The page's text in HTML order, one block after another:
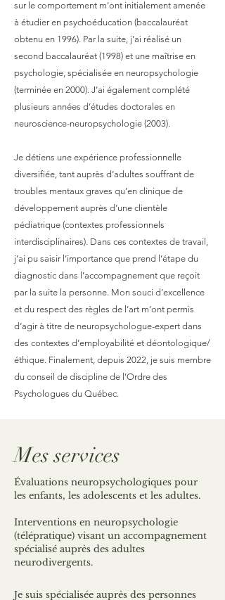
sur le comportement m’ont initialement amenée
à étudier en psychoéducation (baccalauréat
obtenu en 1996). Par la suite, j’ai réalisé un
second baccalauréat (1998) et une maîtrise en
psychologie, spécialisée en neuropsychologie
(terminée en 2000). J’ai également complété
plusieurs années d’études doctorales en
neuroscience-neuropsychologie (2003).
Je détiens une expérience professionnelle
diversifiée, tant auprès d’adultes souffrant de
troubles mentaux graves qu’en clinique de
développement auprès d’une clientèle
pédiatrique (contextes professionnels
interdisciplinaires). Dans ces contextes de travail,
j’ai pu saisir l’importance que prend l’étape du
diagnostic dans l’accompagnement que reçoit
par la suite la personne. Mon souci d’excellence
et du respect des règles de l’art m’ont permis
d’agir à titre de neuropsychologue-expert dans
des contextes d’employabilité et déontologique/
éthique. Finalement, depuis 2022, je suis membre
du conseil de discipline de l’Ordre des
Psychologues du Québec.
Mes services
Évaluations neuropsychologiques pour
les enfants, les adolescents et les adultes.
Interventions en neuropsychologie
(télépratique) visant un accompagnement
spécialisé auprès des adultes
neurodivergents.
Je suis spécialisée auprès des personnes